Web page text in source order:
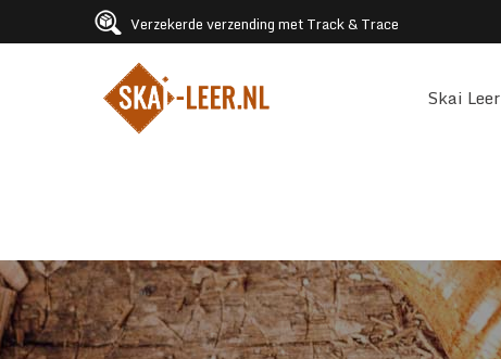
Verzekerde verzending met Track & Trace
Skai Leer